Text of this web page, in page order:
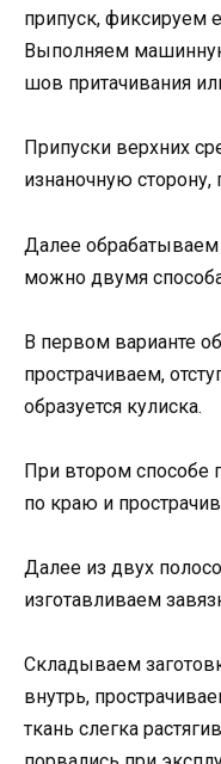
припуск, фиксируем
Выполняем
шов притачивания
Припуски верхних
изнаночную
Далее обрабатываем
можно двумя
В первом варианте
прострачиваем,
образуется кулиска.
При втором способе
по краю и
Далее из двух
изготавливаем
Складываем
внутрь,
ткань слегка